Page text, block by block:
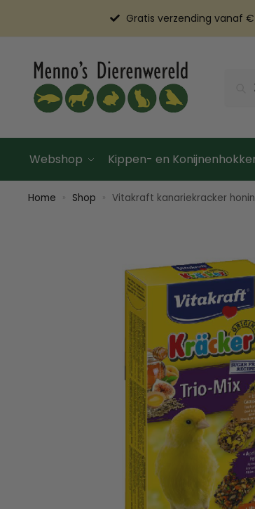
Gratis verzending vanaf
Webshop Kippen- en
Home Shop Vitakraft kanariekracker